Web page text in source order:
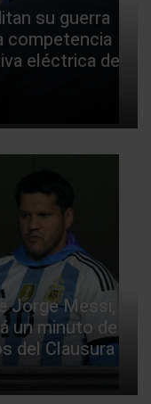
su guerra
competencia
eléctrica de
Messi,
un minuto de
del Clausura